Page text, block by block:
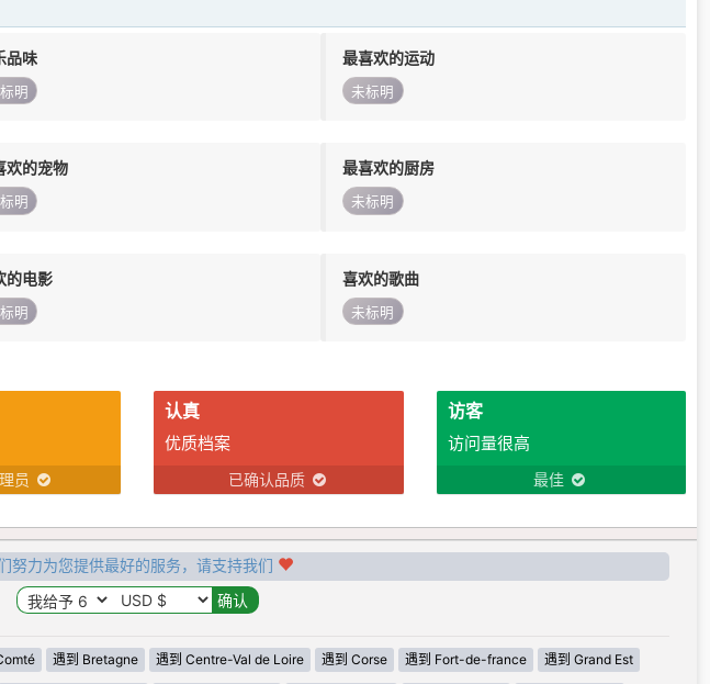
品味
明
最喜欢的运动
未标明
欢的宠物
明
最喜欢的厨房
未标明
的电影
明
喜欢的歌曲
未标明
员
认真
优质档案
已确认品质
访客
访问量很高
最佳
努力为您提供最好的服务，请支持我们
遇到 Bretagne 遇到 Centre-Val de Loire 遇到 Corse 遇到 Fort-de-france 遇到 Grand Est